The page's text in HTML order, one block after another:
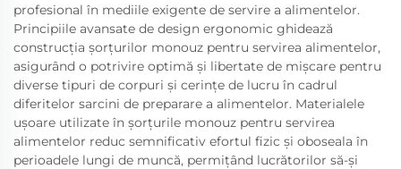
profesional în mediile exigente de servire a alimentelor.
Principiile avansate de design ergonomic ghidează
construcția șorțurilor monouz pentru servirea alimentelor,
asigurând o potrivire optimă și libertate de mișcare pentru
diverse tipuri de corpuri și cerințe de lucru în cadrul
diferitelor sarcini de preparare a alimentelor. Materialele
ușoare utilizate în șorțurile monouz pentru servirea
alimentelor reduc semnificativ efortul fizic și oboseala în
perioadele lungi de muncă, permițând lucrătorilor să-și